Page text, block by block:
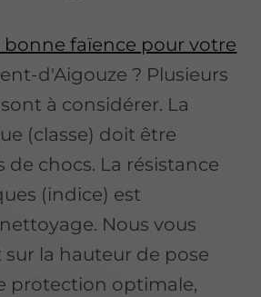
bonne faïence pour votre
d'Aigouze ? Plusieurs
à considérer. La
(classe) doit être
de chocs. La résistance
(indice) est
Nous vous
la hauteur de pose
protection optimale,